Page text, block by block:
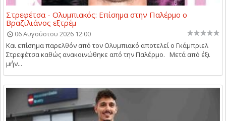
Στρεφέτσα - Ολυμπιακός: Επίσημα στην Παλέρμο ο
Βραζιλιάνος εξτρέμ
06 Αυγούστου 2026 12:00
Και επίσημα παρελθόν από τον Ολυμπιακό αποτελεί ο Γκάμπριελ
Στρεφέτσα καθώς ανακοινώθηκε από την Παλέρμο. Μετά από έξι
μήν...